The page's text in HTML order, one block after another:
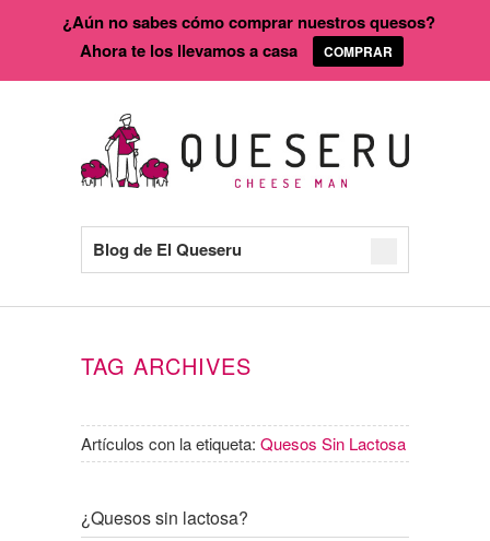
Blog de El Queseru
TAG ARCHIVES
Artículos con la etiqueta: Quesos Sin Lactosa
¿Quesos sin lactosa?
¿Aún no sabes cómo comprar nuestros quesos?
Ahora te los llevamos a casa
COMPRAR